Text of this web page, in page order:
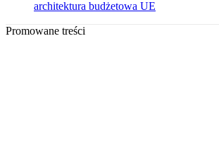
architektura budżetowa UE
Promowane treści